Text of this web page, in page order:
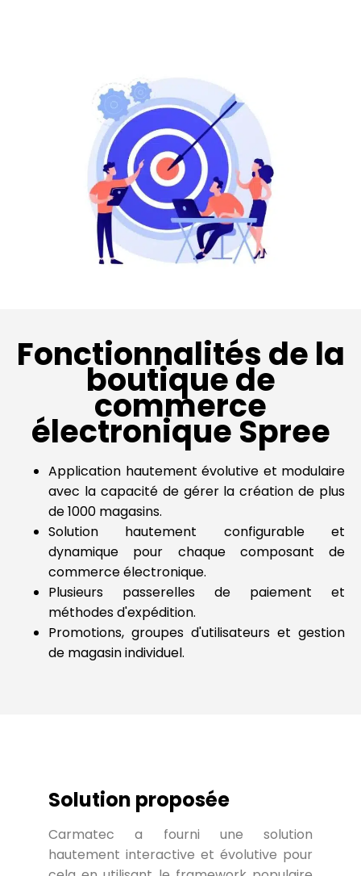
Fonctionnalités de la
boutique de
commerce
électronique Spree
Application hautement évolutive et modulaire
avec la capacité de gérer la création de plus
de 1000 magasins.
Solution hautement configurable et
dynamique pour chaque composant de
commerce électronique.
Plusieurs passerelles de paiement et
méthodes d'expédition.
Promotions, groupes d'utilisateurs et gestion
de magasin individuel.
Solution proposée
Carmatec a fourni une solution
hautement interactive et évolutive pour